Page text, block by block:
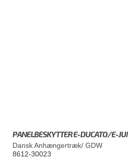
PANELBESKYTTER E-DUCATO/E-
Dansk Anhængertræk/ GDW
8612-30023